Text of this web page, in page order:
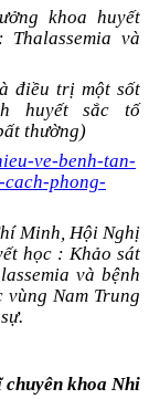
khoa huyết
và
điều trị một sốt
huyết sắc tố
thường)
ve-benh-tan-
cach-phong-
Minh, Hội Nghị
học : Khảo sát
và bệnh
Nam Trung
khoa Nhi